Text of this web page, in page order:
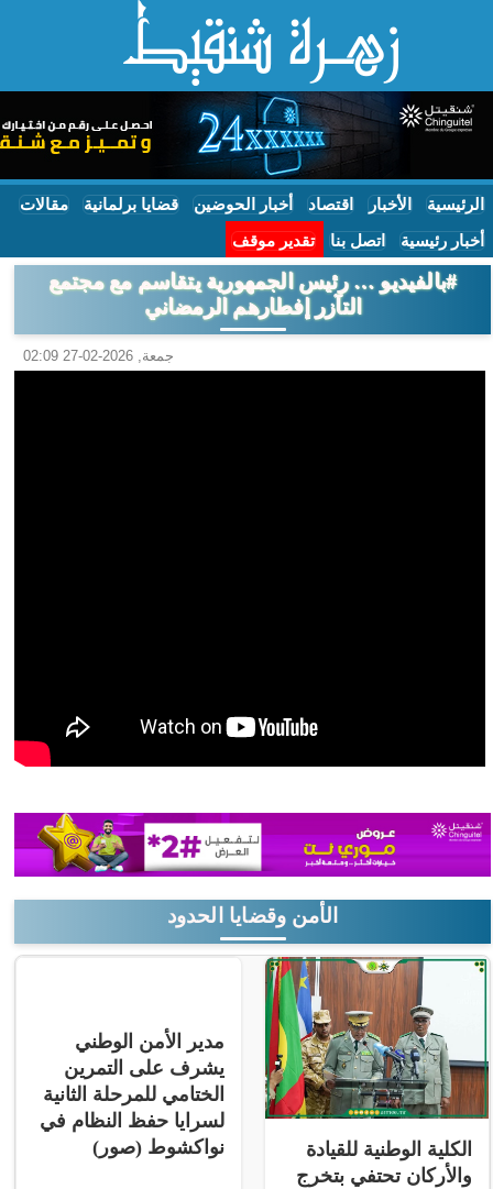
الرئيسية الأخبار اقتصاد أخبار الحوضين قضايا برلمانية مقالات
أخبار رئيسية اتصل بنا تقدير موقف
#بالفيديو … رئيس الجمهورية يتقاسم مع مجتمع
التآزر إفطارهم الرمضاني
جمعة, 2026-02-27 02:09
الأمن وقضايا الحدود
الكلية الوطنية للقيادة
والأركان تحتفي بتخرج
مدير الأمن الوطني
يشرف على التمرين
الختامي للمرحلة الثانية
لسرايا حفظ النظام في
نواكشوط (صور)